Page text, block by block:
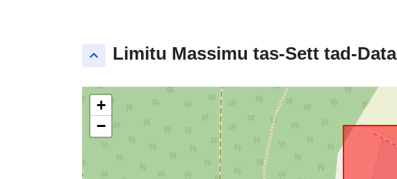
keyboard_arrow_up Limitu Massimu tas-Sett tad-Data
+
−